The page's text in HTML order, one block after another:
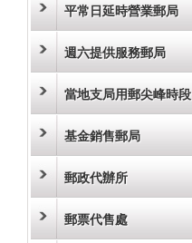
平常日延時營業郵局
週六提供服務郵局
當地支局用郵尖峰時段
基金銷售郵局
郵政代辦所
郵票代售處